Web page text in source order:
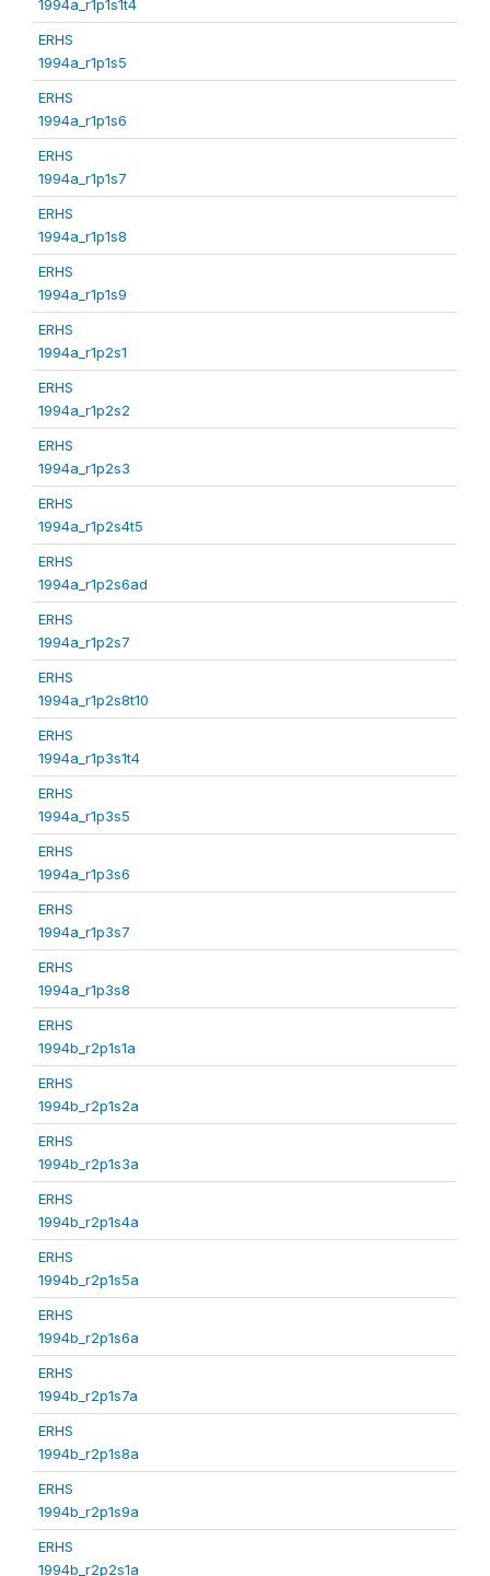
1994a_r1p1s1t4
ERHS
1994a_r1p1s5
ERHS
1994a_r1p1s6
ERHS
1994a_r1p1s7
ERHS
1994a_r1p1s8
ERHS
1994a_r1p1s9
ERHS
1994a_r1p2s1
ERHS
1994a_r1p2s2
ERHS
1994a_r1p2s3
ERHS
1994a_r1p2s4t5
ERHS
1994a_r1p2s6ad
ERHS
1994a_r1p2s7
ERHS
1994a_r1p2s8t10
ERHS
1994a_r1p3s1t4
ERHS
1994a_r1p3s5
ERHS
1994a_r1p3s6
ERHS
1994a_r1p3s7
ERHS
1994a_r1p3s8
ERHS
1994b_r2p1s1a
ERHS
1994b_r2p1s2a
ERHS
1994b_r2p1s3a
ERHS
1994b_r2p1s4a
ERHS
1994b_r2p1s5a
ERHS
1994b_r2p1s6a
ERHS
1994b_r2p1s7a
ERHS
1994b_r2p1s8a
ERHS
1994b_r2p1s9a
ERHS
1994b_r2p2s1a